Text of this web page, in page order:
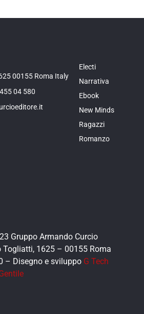
00155 Roma Italy
04 580
Electi
Narrativa
Ebook
New Minds
Ragazzi
Romanzo
Gruppo Armando Curcio
Togliatti, 1625 – 00155 Roma
– Disegno e sviluppo G Tech